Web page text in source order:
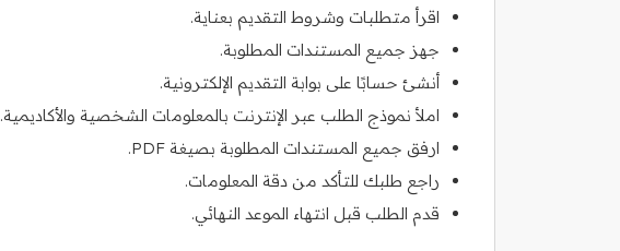
اقرأ متطلبات وشروط التقديم بعناية.
جهز جميع المستندات المطلوبة.
أنشئ حسابًا على بوابة التقديم الإلكترونية.
املأ نموذج الطلب عبر الإنترنت بالمعلومات الشخصية والأكاديمية.
ارفق جميع المستندات المطلوبة بصيغة PDF.
راجع طلبك للتأكد من دقة المعلومات.
قدم الطلب قبل انتهاء الموعد النهائي.